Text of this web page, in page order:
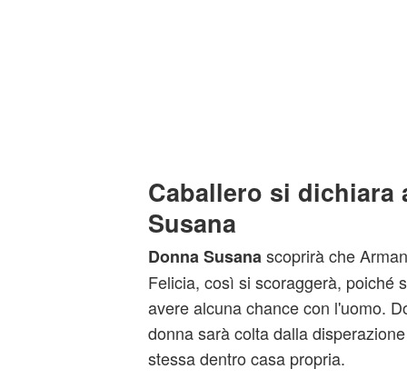
Caballero si dichiara
Susana
Donna Susana scoprirà che
Felicia, così si scoraggerà, poiché
avere alcuna chance con l'uomo.
donna sarà colta dalla
stessa dentro casa propria.